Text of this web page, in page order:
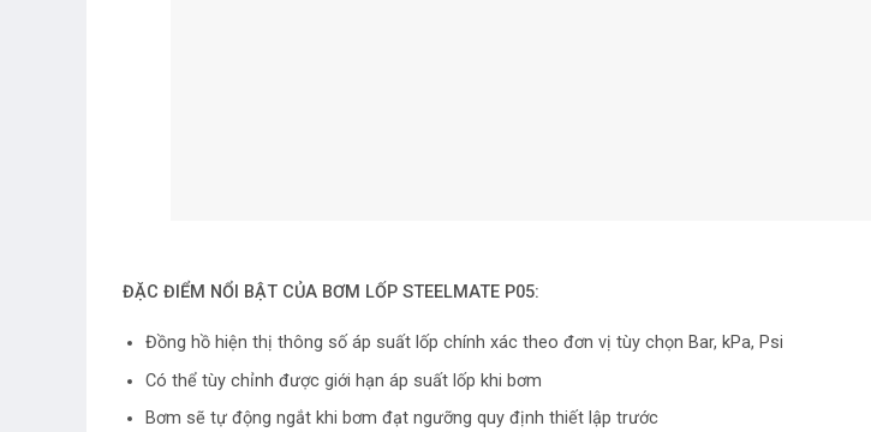
ĐẶC ĐIỂM NỔI BẬT CỦA BƠM LỐP STEELMATE P05:
Đồng hồ hiện thị thông số áp suất lốp chính xác theo đơn vị tùy chọn Bar, kPa, Psi
Có thể tùy chỉnh được giới hạn áp suất lốp khi bơm
Bơm sẽ tự động ngắt khi bơm đạt ngưỡng quy định thiết lập trước